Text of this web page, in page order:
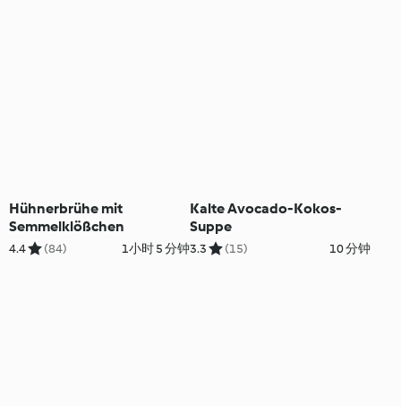
Hühnerbrühe mit
Semmelklößchen
4.4 (84) 1小时 5 分钟
Kalte Avocado-Kokos-
Suppe
3.3 (15) 10 分钟